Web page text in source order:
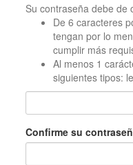
Su contraseña debe de
De 6 caracteres
tengan por lo
cumplir más
Al menos 1
siguientes tipos:
Confirme su